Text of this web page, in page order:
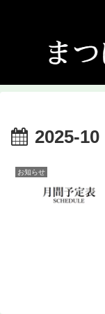
2025-10
お知らせ